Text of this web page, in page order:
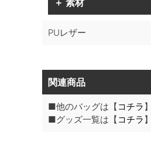
＋ 素材
PUレザー
関連商品
■他のバッグは【 コチラ 】
■グッズ一覧は【 コチラ 】